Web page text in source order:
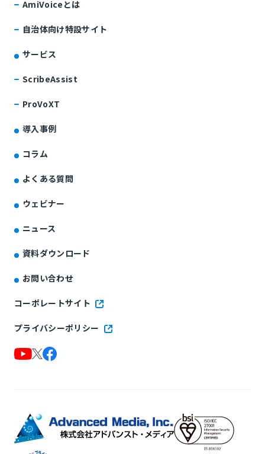
AmiVoiceとは
自治体向け特設サイト
サービス
ScribeAssist
ProVoXT
導入事例
コラム
よくある質問
ウェビナー
ニュース
資料ダウンロード
お問い合わせ
コーポレートサイト
プライバシーポリシー